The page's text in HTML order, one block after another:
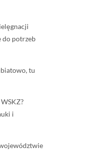
do potrzeb
tu
i